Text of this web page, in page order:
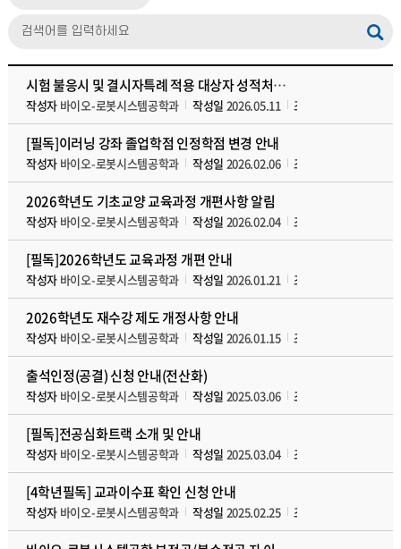
시험 불응시 및 결시자특례 적용 대상자 성적처리 규정 및 절차 안내
작성자 바이오-로봇시스템공학과 작성일 2026.05.11 조회수
[필독]이러닝 강좌 졸업학점 인정학점 변경 안내
작성자 바이오-로봇시스템공학과 작성일 2026.02.06 조회수
2026학년도 기초교양 교육과정 개편사항 알림
작성자 바이오-로봇시스템공학과 작성일 2026.02.04 조회수
[필독]2026학년도 교육과정 개편 안내
작성자 바이오-로봇시스템공학과 작성일 2026.01.21 조회수
2026학년도 재수강 제도 개정사항 안내
작성자 바이오-로봇시스템공학과 작성일 2026.01.15 조회수
출석인정(공결) 신청 안내(전산화)
작성자 바이오-로봇시스템공학과 작성일 2025.03.06 조회수
[필독]전공심화트랙 소개 및 안내
작성자 바이오-로봇시스템공학과 작성일 2025.03.04 조회수
[4학년필독] 교과이수표 확인 신청 안내
작성자 바이오-로봇시스템공학과 작성일 2025.02.25 조회수